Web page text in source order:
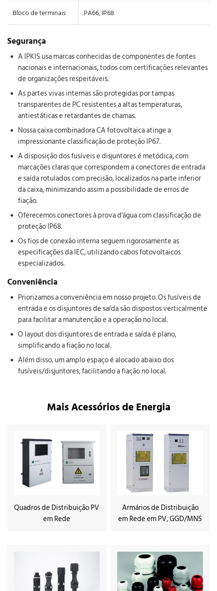
Bloco de terminais PA66, IP68
Segurança
A IPKIS usa marcas conhecidas de componentes de fontes
nacionais e internacionais, todos com certificações relevantes
de organizações respeitáveis.
As partes vivas internas são protegidas por tampas
transparentes de PC resistentes a altas temperaturas,
antiestáticas e retardantes de chamas.
Nossa caixa combinadora CA fotovoltaica atinge a
impressionante classificação de proteção IP67.
A disposição dos fusíveis e disjuntores é metódica, com
marcações claras que correspondem a conectores de entrada
e saída rotulados com precisão, localizados na parte inferior
da caixa, minimizando assim a possibilidade de erros de
fiação.
Oferecemos conectores à prova d'água com classificação de
proteção IP68.
Os fios de conexão interna seguem rigorosamente as
especificações da IEC, utilizando cabos fotovoltaicos
especializados.
Conveniência
Priorizamos a conveniência em nosso projeto. Os fusíveis de
entrada e os disjuntores de saída são dispostos verticalmente
para facilitar a manutenção e a operação no local.
O layout dos disjuntores de entrada e saída é plano,
simplificando a fiação no local.
Além disso, um amplo espaço é alocado abaixo dos
fusíveis/disjuntores, facilitando a fiação no local.
Mais Acessórios de Energia
Quadros de Distribuição PV
em Rede
Armários de Distribuição
em Rede em PV, GGD/MNS